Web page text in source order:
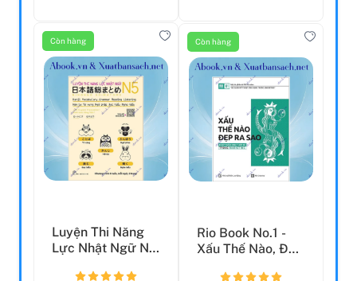
Còn hàng
Luyện Thi Năng
Lực Nhật Ngữ N5:
Còn hàng
Rio Book No.1 -
Xấu Thế Nào, Đẹp